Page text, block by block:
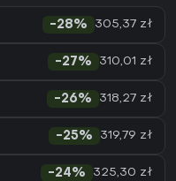
-28% 305,37 zł
-27% 310,01 zł
-26% 318,27 zł
-25% 319,79 zł
-24% 325,30 zł